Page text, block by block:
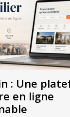
: Une
en ligne